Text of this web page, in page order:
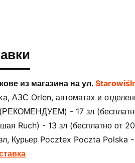
из магазина на ул.
АЗС Orlen, автоматах и
(РЕКОМЕНДУЕМ) - 17 зл
Ruch) - 13 зл (бесплатно от
Курьер Pocztex Poczta Polska